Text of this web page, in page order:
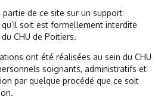
de ce site sur un support
soit est formellement interdite
CHU de Poitiers.
ont été réalisées au sein du CHU
soignants, administratifs et
par quelque procédé que ce soit